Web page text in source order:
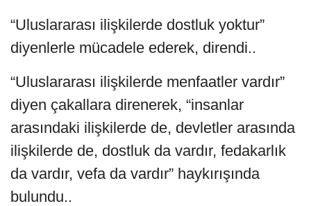
“Uluslararası ilişkilerde dostluk yoktur”
diyenlerle mücadele ederek, direndi..
“Uluslararası ilişkilerde menfaatler vardır”
diyen çakallara direnerek, “insanlar
arasındaki ilişkilerde de, devletler arasında
ilişkilerde de, dostluk da vardır, fedakarlık
da vardır, vefa da vardır” haykırışında
bulundu..